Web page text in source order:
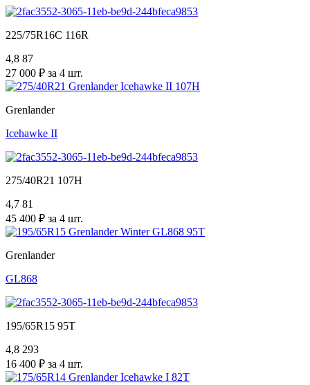
225/75R16C 116R
4,8 87
27 000 ₽ за 4 шт.
Grenlander
Icehawke II
275/40R21 107H
4,7 81
45 400 ₽ за 4 шт.
Grenlander
GL868
195/65R15 95T
4,8 293
16 400 ₽ за 4 шт.